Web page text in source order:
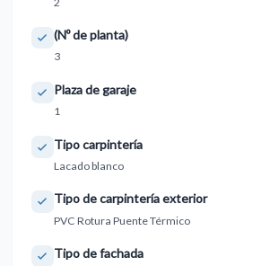
(Nº de planta)
3
Plaza de garaje
1
Tipo carpintería
Lacado blanco
Tipo de carpintería exterior
PVC Rotura Puente Térmico
Tipo de fachada